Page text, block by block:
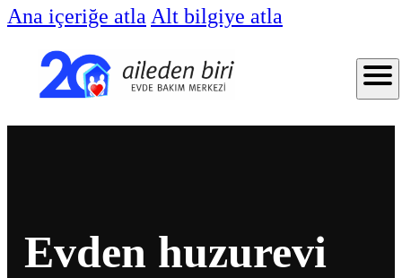
Ana içeriğe atla Alt bilgiye atla
Evden huzurevi